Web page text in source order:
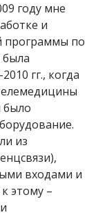
году мне
и
программы по
гг., когда
было
из
входами и
этому –